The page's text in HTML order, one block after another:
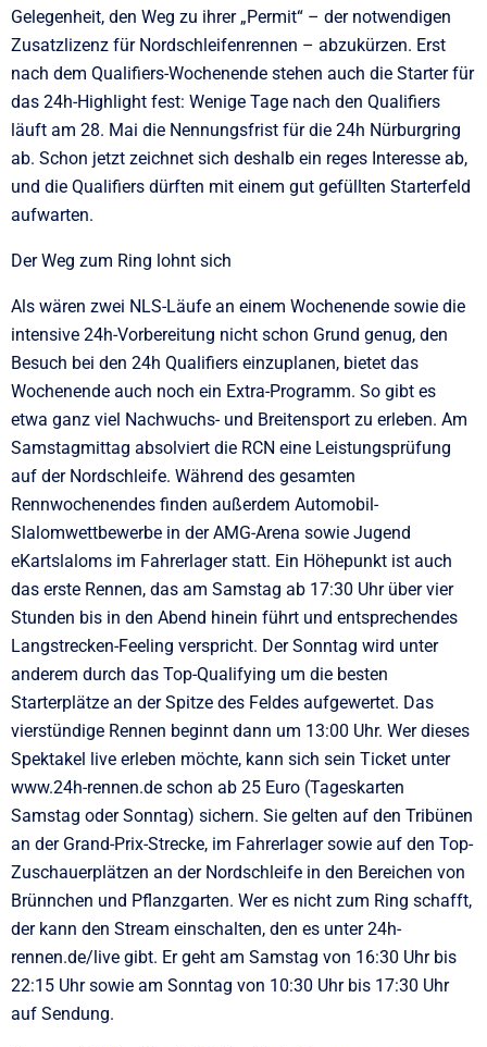
Gelegenheit, den Weg zu ihrer „Permit“ – der notwendigen
Zusatzlizenz für Nordschleifenrennen – abzukürzen. Erst
nach dem Qualifiers-Wochenende stehen auch die Starter für
das 24h-Highlight fest: Wenige Tage nach den Qualifiers
läuft am 28. Mai die Nennungsfrist für die 24h Nürburgring
ab. Schon jetzt zeichnet sich deshalb ein reges Interesse ab,
und die Qualifiers dürften mit einem gut gefüllten Starterfeld
aufwarten.
Der Weg zum Ring lohnt sich
Als wären zwei NLS-Läufe an einem Wochenende sowie die
intensive 24h-Vorbereitung nicht schon Grund genug, den
Besuch bei den 24h Qualifiers einzuplanen, bietet das
Wochenende auch noch ein Extra-Programm. So gibt es
etwa ganz viel Nachwuchs- und Breitensport zu erleben. Am
Samstagmittag absolviert die RCN eine Leistungsprüfung
auf der Nordschleife. Während des gesamten
Rennwochenendes finden außerdem Automobil-
Slalomwettbewerbe in der AMG-Arena sowie Jugend
eKartslaloms im Fahrerlager statt. Ein Höhepunkt ist auch
das erste Rennen, das am Samstag ab 17:30 Uhr über vier
Stunden bis in den Abend hinein führt und entsprechendes
Langstrecken-Feeling verspricht. Der Sonntag wird unter
anderem durch das Top-Qualifying um die besten
Starterplätze an der Spitze des Feldes aufgewertet. Das
vierstündige Rennen beginnt dann um 13:00 Uhr. Wer dieses
Spektakel live erleben möchte, kann sich sein Ticket unter
www.24h-rennen.de schon ab 25 Euro (Tageskarten
Samstag oder Sonntag) sichern. Sie gelten auf den Tribünen
an der Grand-Prix-Strecke, im Fahrerlager sowie auf den Top-
Zuschauerplätzen an der Nordschleife in den Bereichen von
Brünnchen und Pflanzgarten. Wer es nicht zum Ring schafft,
der kann den Stream einschalten, den es unter 24h-
rennen.de/live gibt. Er geht am Samstag von 16:30 Uhr bis
22:15 Uhr sowie am Sonntag von 10:30 Uhr bis 17:30 Uhr
auf Sendung.